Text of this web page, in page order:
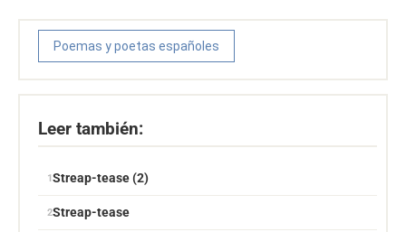
Poemas y poetas españoles
Leer también:
Streap-tease (2)
Streap-tease